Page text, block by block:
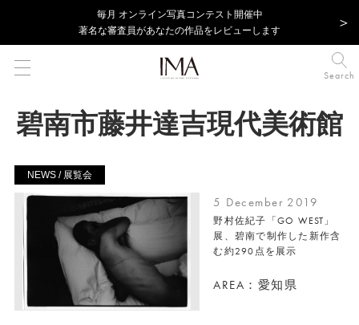
毎⽉ オンライン写真コンテスト開催中
著名な審査員があなたの作品をレビューします
Search
碧南市藤井達吉現代美術館
NEWS / 展覧会
5 December 2019
野村佐紀子「GO WEST」
展、碧南で制作した新作含
む約290点を展示
AREA：愛知県